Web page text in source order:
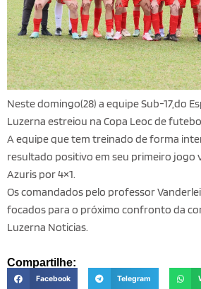
Neste domingo(28) a equipe Sub-17,do
Luzerna estreiou na Copa Leoc de
A equipe que tem treinado de forma
resultado positivo em seu primeiro jogo
Azuris por 4×1.
Os comandados pelo professor
focados para o próximo confronto da
Luzerna Noticias.
Compartilhe:
Facebook Telegram